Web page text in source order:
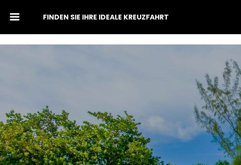
FINDEN SIE IHRE IDEALE KREUZFAHRT